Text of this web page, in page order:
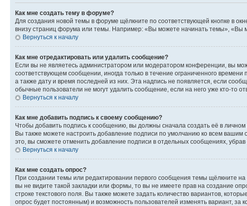
Как мне создать тему в форуме?
Для создания новой темы в форуме щёлкните по соответствующей кнопке в
внизу страниц форума или темы. Например: «Вы можете начинать темы», «Вы
Вернуться к началу
Как мне отредактировать или удалить сообщение?
Если вы не являетесь администратором или модератором конференции, вы
соответствующем сообщении, иногда только в течение ограниченного
а также дату и время последней из них. Эта надпись не появляется, если
обычные пользователи не могут удалить сообщение, если на него уже кто-то
Вернуться к началу
Как мне добавить подпись к своему сообщению?
Чтобы добавить подпись к сообщению, вы должны сначала создать её в
Вы также можете настроить добавление подписи по умолчанию ко всем
это, вы сможете отменить добавление подписи в отдельных сообщениях,
Вернуться к началу
Как мне создать опрос?
При создании темы или редактировании первого сообщения темы щёлкните
вы не видите такой закладки или формы, то вы не имеете прав на создание
строке текстового поля. Вы также можете задать количество вариантов,
опрос будет постоянным) и возможность пользователей изменять вариант, за